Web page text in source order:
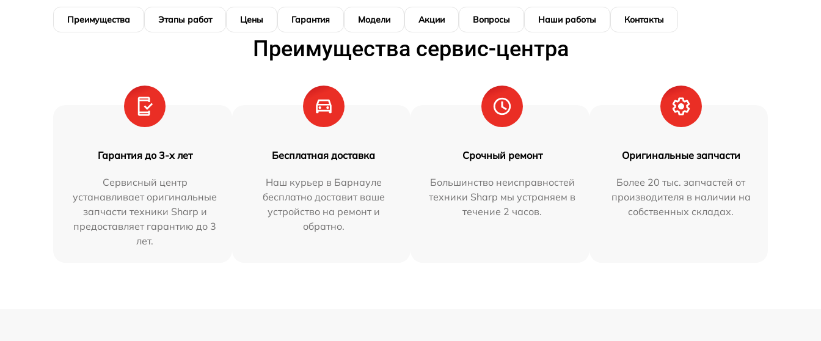
Преимущества Этапы работ Цены Гарантия Модели Акции Вопросы Наши работы Контакты
Преимущества сервис-центра
Гарантия до 3-х лет
Сервисный центр
устанавливает оригинальные
запчасти техники Sharp и
предоставляет гарантию до 3
лет.
Бесплатная доставка
Наш курьер в Барнауле
бесплатно доставит ваше
устройство на ремонт и
обратно.
Срочный ремонт
Большинство неисправностей
техники Sharp мы устраняем в
течение 2 часов.
Оригинальные запчасти
Более 20 тыс. запчастей от
производителя в наличии на
собственных складах.